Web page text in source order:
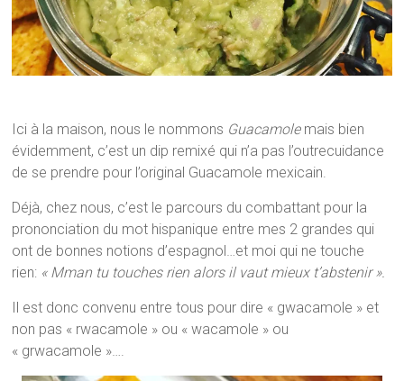
Ici à la maison, nous le nommons Guacamole mais bien
évidemment, c’est un dip remixé qui n’a pas l’outrecuidance
de se prendre pour l’original Guacamole mexicain.
Déjà, chez nous, c’est le parcours du combattant pour la
prononciation du mot hispanique entre mes 2 grandes qui
ont de bonnes notions d’espagnol…et moi qui ne touche
rien: « Mman tu touches rien alors il vaut mieux t’abstenir ».
Il est donc convenu entre tous pour dire « gwacamole » et
non pas « rwacamole » ou « wacamole » ou
« grwacamole »….